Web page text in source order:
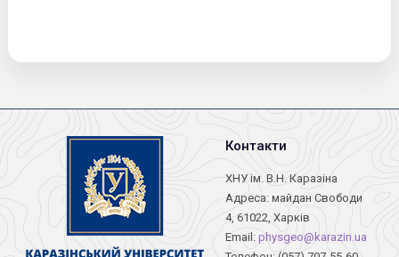
Контакти
ХНУ ім. В.Н. Каразіна
Адреса: майдан Свободи
4, 61022, Харків
Email: physgeo@karazin.ua